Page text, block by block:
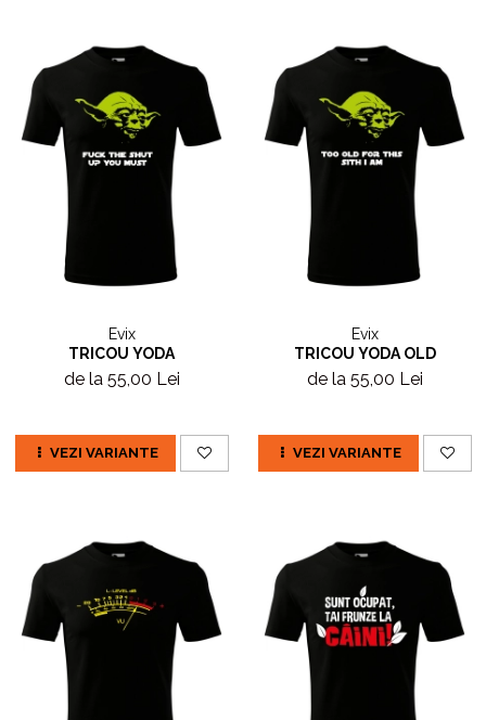
Evix
TRICOU YODA
de la 55,00 Lei
VEZI VARIANTE
Evix
TRICOU YODA OLD
de la 55,00 Lei
VEZI VARIANTE